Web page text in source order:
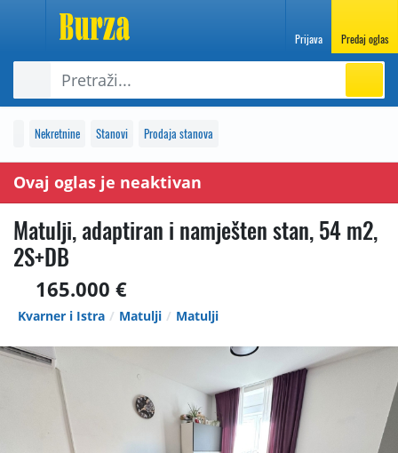
Prijava Predaj oglas
Nekretnine Stanovi Prodaja stanova
Ovaj oglas je neaktivan
Matulji, adaptiran i namješten stan, 54 m2,
2S+DB
165.000 €
Kvarner i Istra Matulji Matulji